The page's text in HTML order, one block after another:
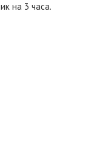
на 3 часа.